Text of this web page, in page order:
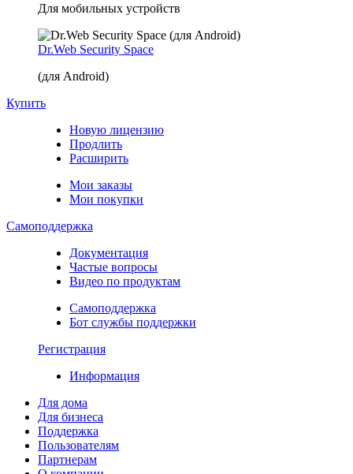
Для мобильных устройств
Dr.Web Security Space
(для Android)
Купить
Новую лицензию
Продлить
Расширить
Мои заказы
Мои покупки
Самоподдержка
Документация
Частые вопросы
Видео по продуктам
Самоподдержка
Бот службы поддержки
Регистрация
Информация
Для дома
Для бизнеса
Поддержка
Пользователям
Партнерам